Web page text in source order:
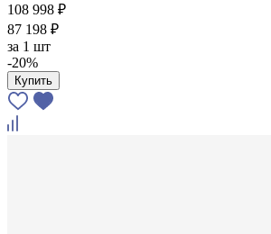
108 998 ₽
87 198 ₽
за 1 шт
-20%
Купить